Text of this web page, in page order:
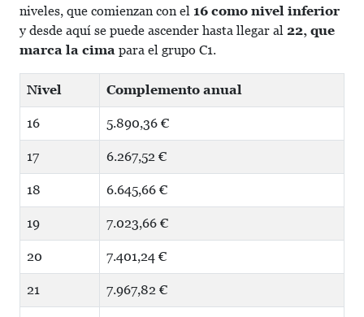
niveles, que comienzan con el 16 como nivel inferior
y desde aquí se puede ascender hasta llegar al 22, que
marca la cima para el grupo C1.
Nivel Complemento anual
16 5.890,36 €
17 6.267,52 €
18 6.645,66 €
19 7.023,66 €
20 7.401,24 €
21 7.967,82 €